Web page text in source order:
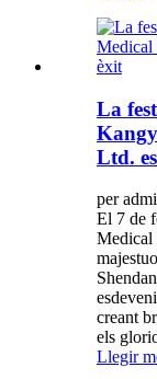
La
Ltd.
per
El 7 de
Medical
creant
els
Llegir